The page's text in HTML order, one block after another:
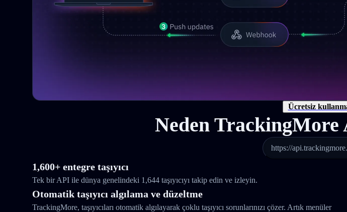
Ücretsiz
Neden TrackingMore
https://
1,600+ entegre taşıyıcı
Tek bir API ile dünya genelindeki 1,644 taşıyıcıyı takip edin ve izleyin.
Otomatik taşıyıcı algılama ve düzeltme
TrackingMore, taşıyıcıları otomatik algılayarak çoklu taşıyıcı sorunlarınızı çözer. Artık menüler